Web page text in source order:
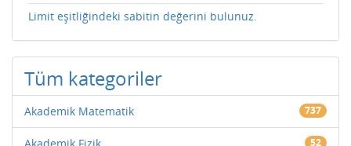
Limit eşitliğindeki sabitin değerini bulunuz.
Tüm kategoriler
Akademik Matematik 737
52